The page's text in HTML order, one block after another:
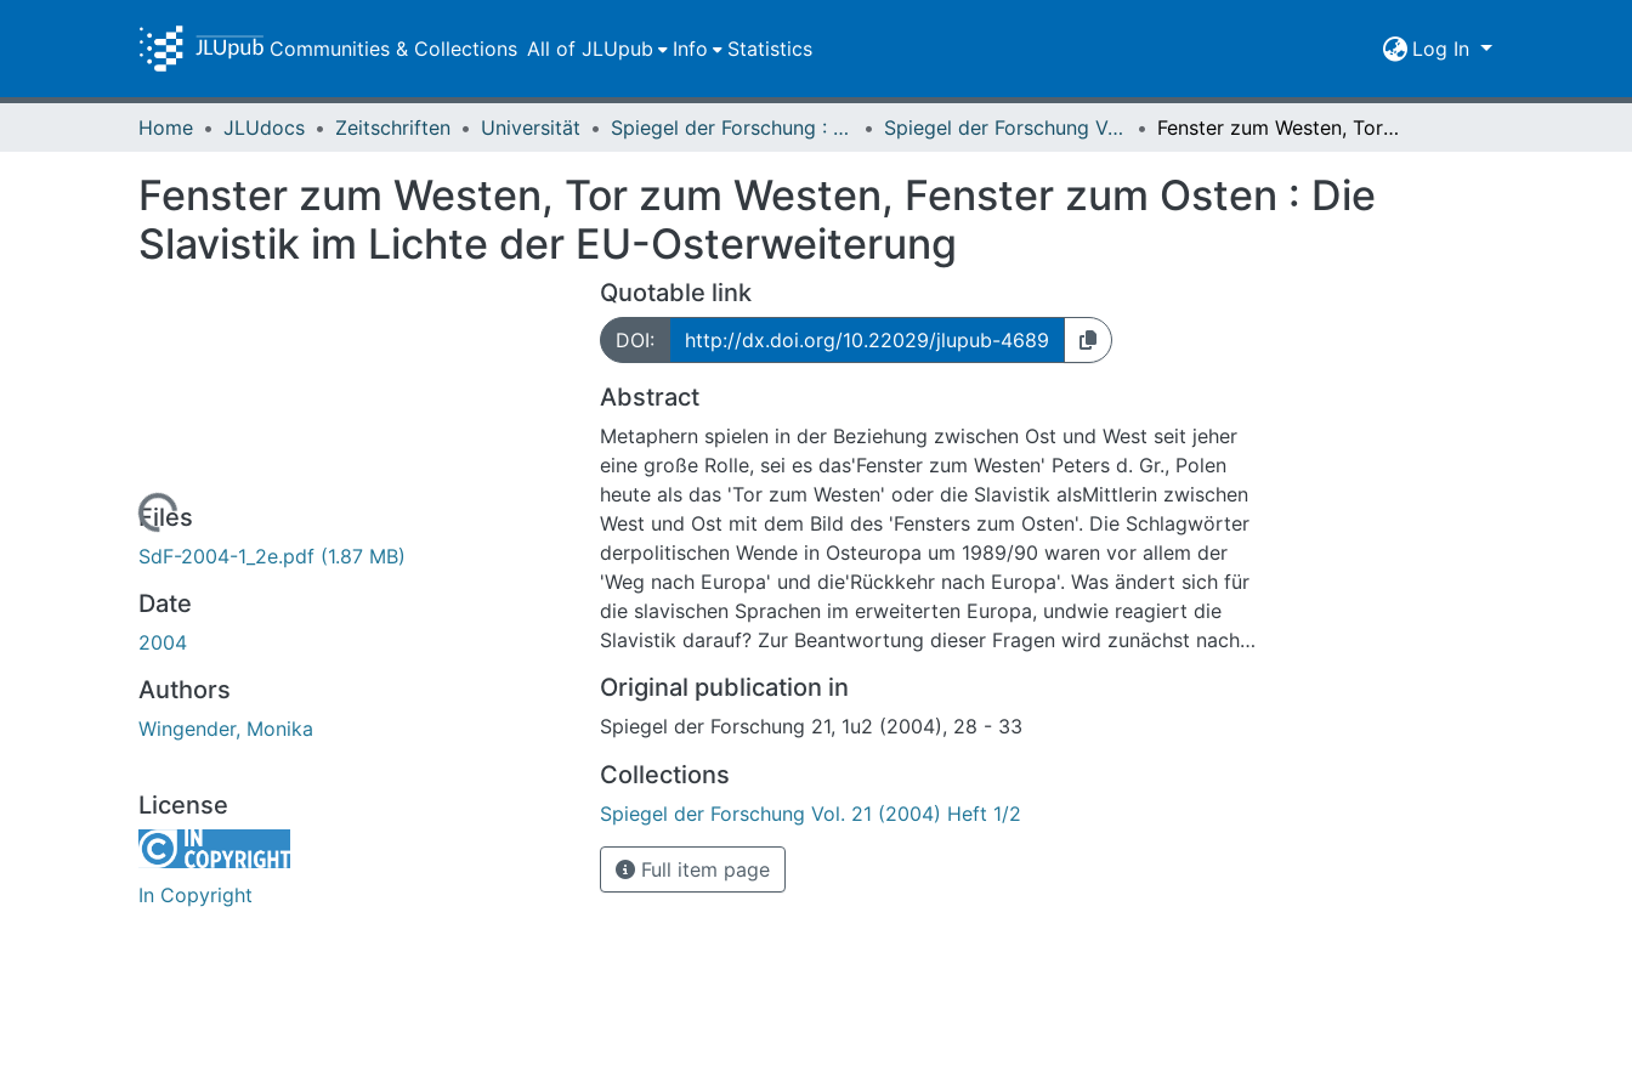
Communities & Collections All of JLUpub Info Statistics Log In
Home JLUdocs Zeitschriften Universität Spiegel der Forschung : Wissenschaftsmagazin Spiegel der Forschung Vol. 21 (2004) Heft 1/2 Fenster zum Westen, Tor zum Westen, Fenster zum Osten : Die Slavistik im Lichte der EU-Osterweiterung
Fenster zum Westen, Tor zum Westen, Fenster zum Osten : Die
Slavistik im Lichte der EU-Osterweiterung
Loading...
Files
SdF-2004-1_2e.pdf (1.87 MB)
Date
2004
Authors
Wingender, Monika
License
In Copyright
Quotable link
DOI: http://dx.doi.org/10.22029/jlupub-4689
Abstract
Metaphern spielen in der Beziehung zwischen Ost und West seit jeher
eine große Rolle, sei es das'Fenster zum Westen' Peters d. Gr., Polen
heute als das 'Tor zum Westen' oder die Slavistik alsMittlerin zwischen
West und Ost mit dem Bild des 'Fensters zum Osten'. Die Schlagwörter
derpolitischen Wende in Osteuropa um 1989/90 waren vor allem der
'Weg nach Europa' und die'Rückkehr nach Europa'. Was ändert sich für
die slavischen Sprachen im erweiterten Europa, undwie reagiert die
Slavistik darauf? Zur Beantwortung dieser Fragen wird zunächst nach
die Slavistik gefragt. Anschließendwird dann am Beispiel des
Beitrittslandes Polen die neue Sprachpolitik in den slavischen
Original publication in
Spiegel der Forschung 21, 1u2 (2004), 28 - 33
Collections
Spiegel der Forschung Vol. 21 (2004) Heft 1/2
Full item page